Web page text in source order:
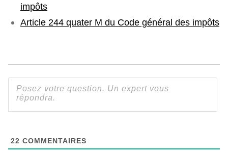
impôts
Article 244 quater M du Code général des impôts
22 COMMENTAIRES